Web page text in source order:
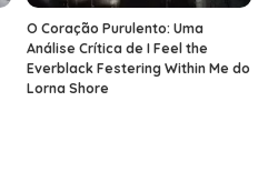
O Coração Purulento: Uma
Análise Crítica de I Feel the
Everblack Festering Within Me do
Lorna Shore